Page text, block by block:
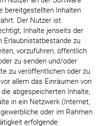
bereitgestellten Inhalten
Der Nutzer ist
Inhalte jenseits der
Erlaubnistatbestände zu
vorzuführen, öffentlich
zu senden und/oder
zu veröffentlichen oder zu
allem das Einräumen von
abgespeicherten Inhalte,
in ein Netzwerk (Internet,
oder im Rahmen
erfolgende